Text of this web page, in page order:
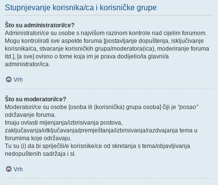
Stupnjevanje korisnika/ca i korisničke grupe
Što su administratori/ce?
Administratori/ce su osobe s najvišom razinom kontrole nad cijelim forumom.
Mogu kontrolirati sve aspekte foruma [postavljanje dopuštenja, isključivanje
korisnika/ca, stvaranje korisničkih grupa/moderatora(ica), moderiranje foruma
itd.], [a sve] ovisno o tome koja im je prava dodijelio/la glavni/a
administrator/ica.
Vrh
Što su moderatori/ce?
Moderatori/ce su osobe [osoba ili (korisnička) grupa osoba] čiji je “posao”
održavanje foruma.
Imaju ovlasti mijenjanja/izbrisivanja postova,
zaključavanja/otključavanja/premještanja/izbrisivanja/razdvajanja tema u
forumima koje održavaju.
Tu su (i) da bi spriječili/e korisnike/ce od skretanja s tema/objavljivanja
nedopuštenih sadržaja i sl.
Vrh